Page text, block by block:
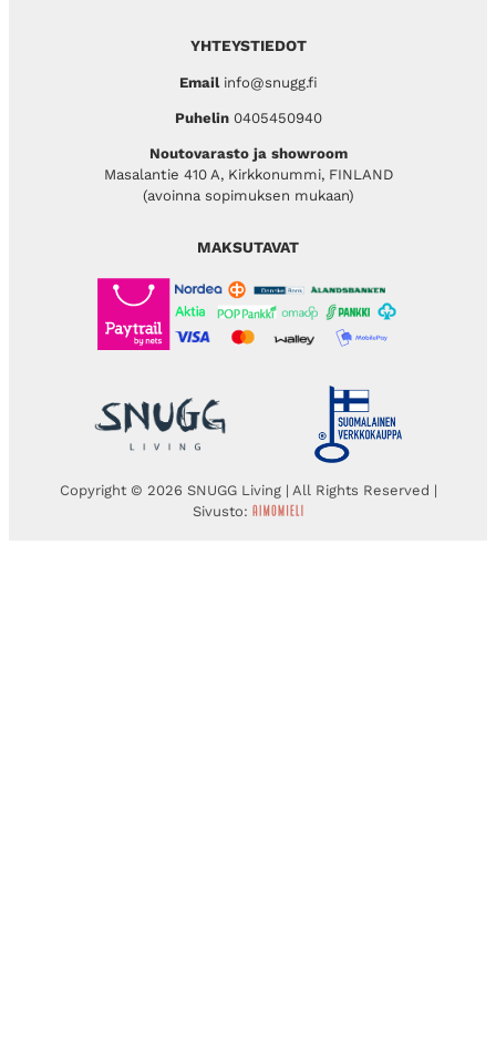
YHTEYSTIEDOT
Emailinfo@snugg.fi
Puhelin 0405450940
Noutovarasto ja showroom
Masalantie 410 A, Kirkkonummi, FINLAND
(avoinna sopimuksen mukaan)
MAKSUTAVAT
Copyright © 2026 SNUGG Living | All Rights Reserved |
Sivusto: